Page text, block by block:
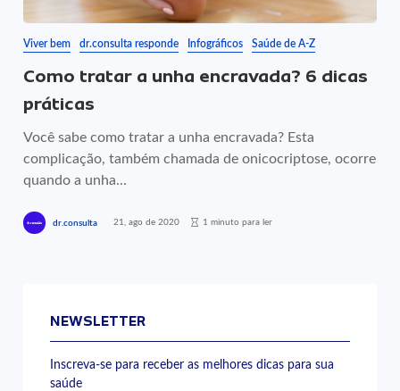
Viver bem dr.consulta responde Infográficos Saúde de A-Z
Como tratar a unha encravada? 6 dicas
práticas
Você sabe como tratar a unha encravada? Esta
complicação, também chamada de onicocriptose, ocorre
quando a unha...
dr.consulta 21, ago de 2020 1 minuto para ler
NEWSLETTER
Inscreva-se para receber as melhores dicas para sua
saúde